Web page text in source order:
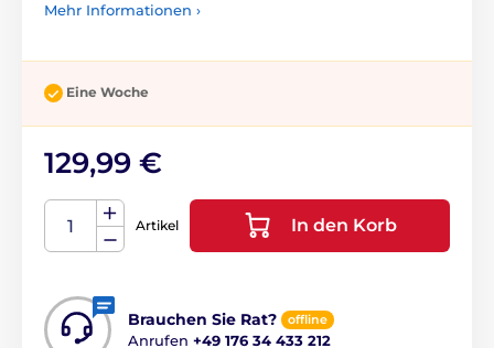
Mehr Informationen ›
Eine Woche
129,99 €
Artikel In den Korb
Brauchen Sie Rat? offline
Anrufen +49 176 34 433 212